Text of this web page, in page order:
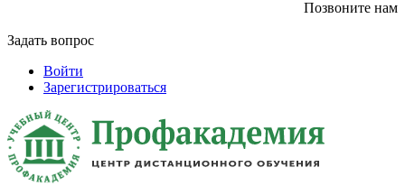
Позвоните нам
Задать вопрос
Войти
Зарегистрироваться